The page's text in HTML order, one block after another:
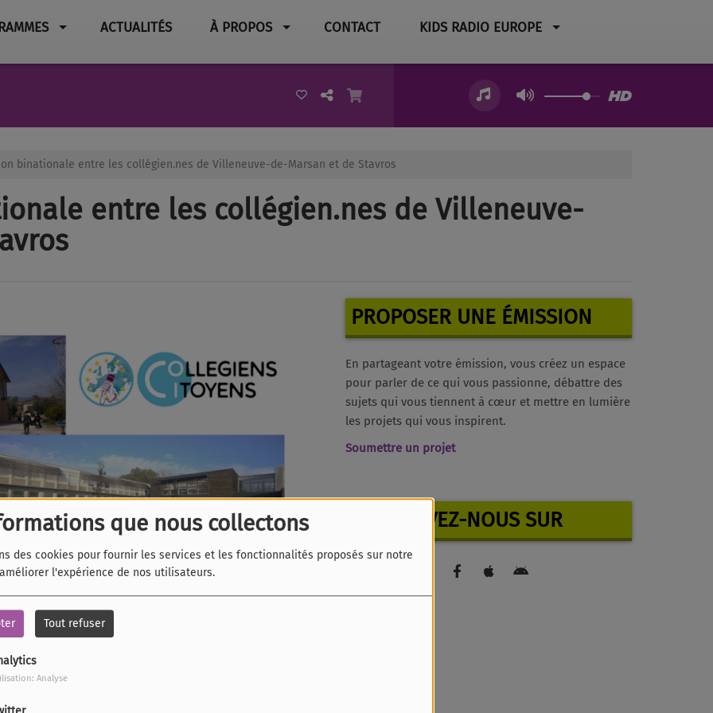
que nous collectons
des cookies pour fournir les services et les fonctionnalités proposés sur notre
l'expérience de nos utilisateurs.
Tout refuser
Analyse
ACTUALITÉS À PROPOS CONTACT KIDS RADIO EUROPE
binationale entre les collégien.nes de Villeneuve-de-Marsan et de Stavros
entre les collégien.nes de Villeneuve-
, porté à l’échelle départementale par les
PROPOSER UNE ÉMISSION
En partageant votre émission, vous créez un espace
pour parler de ce qui vous passionne, débattre des
sujets qui vous tiennent à cœur et mettre en lumière
les projets qui vous inspirent.
Soumettre un projet
RETROUVEZ-NOUS SUR